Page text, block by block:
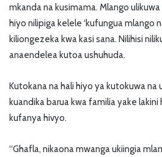
mkanda na kusimama. Mlango
hiyo nilipiga kelele ‘kufungua mlango
kiliongezeka kwa kasi sana. Nilihisi
anaendelea kutoa ushuhuda.
Kutokana na hali hiyo ya kutokuwa na
kuandika barua kwa familia yake
kufanya hivyo.
“Ghafla, nikaona mwanga ukiingia